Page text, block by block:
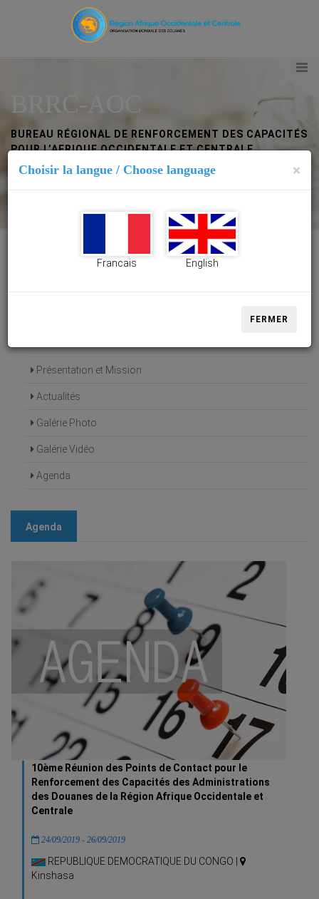
BRRC-AOC
BUREAU RÉGIONAL DE RENFORCEMENT DES CAPACITÉS
POUR L’AFRIQUE OCCIDENTALE ET CENTRALE
Abidjan (Côte d’Ivoire)
Présentation et Mission
Actualités
Galérie Photo
Galérie Vidéo
Agenda
Agenda
10ème Réunion des Points de Contact pour le
Renforcement des Capacités des Administrations
des Douanes de la Région Afrique Occidentale et
Centrale
24/09/2019 - 26/09/2019
REPUBLIQUE DEMOCRATIQUE DU CONGO |
Kinshasa
Choisir la langue / Choose language ×
Francais English
FERMER